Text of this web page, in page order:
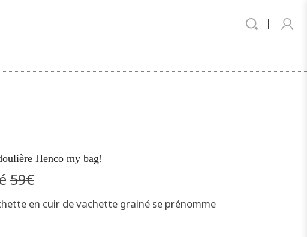
Henco my bag!
59€
en cuir de vachette grainé se prénomme